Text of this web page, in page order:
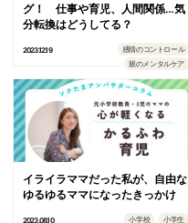
グ！ 仕事や育児、人間関係…気
分転換はどうしてる？
2023.12.19
感情のコントロール
親のメンタルケア
イライラママだった私が、自由な
ゆるゆるママになったきっかけ
2023.08.10 小学校 小学生